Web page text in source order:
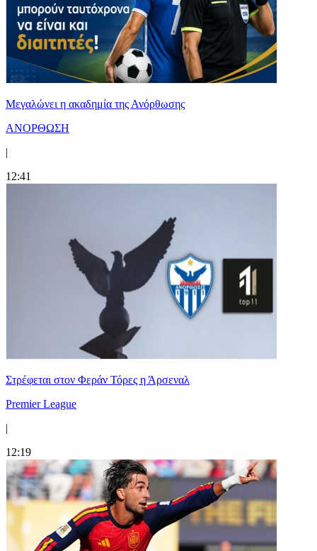
Μεγαλώνει η ακαδημία της Ανόρθωσης
ΑΝΟΡΘΩΣΗ
|
12:41
Στρέφεται στον Φεράν Τόρες η Άρσεναλ
Premier League
|
12:19